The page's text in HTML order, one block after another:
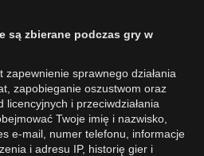
są zbierane podczas gry w
sprawnego działania
zapobieganie oszustwom oraz
licencyjnych i przeciwdziałania
Twoje imię i nazwisko,
e-mail, numer telefonu, informacje
i adresu IP, historię gier i